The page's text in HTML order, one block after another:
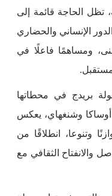
تظل الحاجة قائمة إلى
الإنساني والحضاري
ومساهمًا فاعلًا في
بريدج في محطاتها
أوساكا وشنغهاي، يعكس
وتنوعا، انطلاقًا من
والانفتاح الثقافي مع